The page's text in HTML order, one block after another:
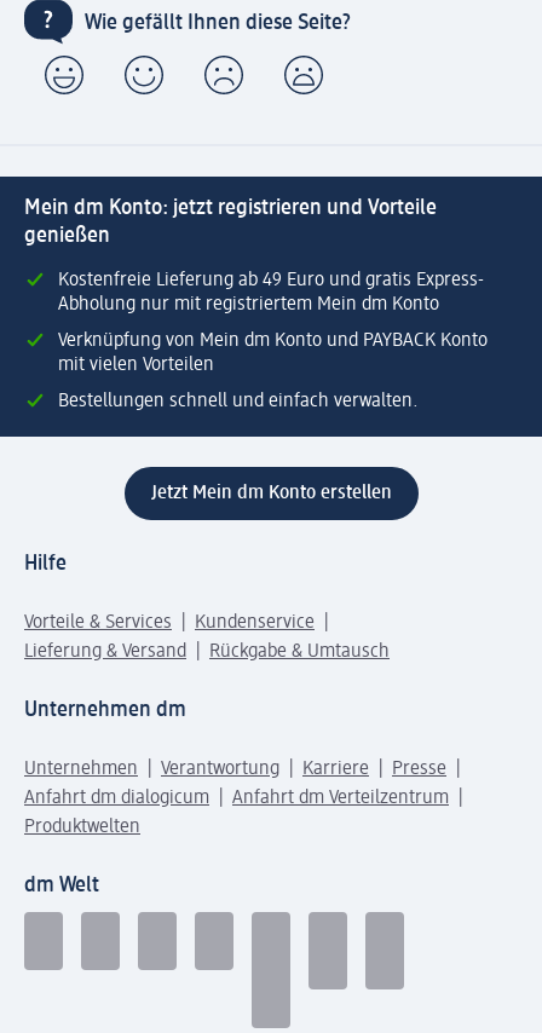
Wie gefällt Ihnen diese Seite?
Mein dm Konto: jetzt registrieren und Vorteile
genießen
Kostenfreie Lieferung ab 49 Euro und gratis Express-
Abholung nur mit registriertem Mein dm Konto
Verknüpfung von Mein dm Konto und PAYBACK Konto
mit vielen Vorteilen
Bestellungen schnell und einfach verwalten.
Jetzt Mein dm Konto erstellen
Hilfe
Vorteile & Services
Kundenservice
Lieferung & Versand
Rückgabe & Umtausch
Unternehmen dm
Unternehmen Verantwortung Karriere
Presse
Anfahrt dm dialogicum
Anfahrt dm Verteilzentrum
Produktwelten
dm Welt